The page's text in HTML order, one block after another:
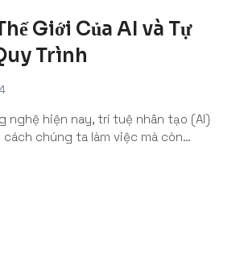
Giới Của AI và Tự
Trình
nghệ hiện nay, trí tuệ nhân tạo (AI)
chúng ta làm việc mà còn…